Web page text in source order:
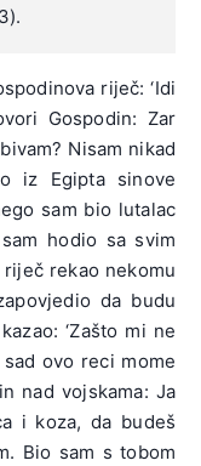
riječ: ‘Idi
Gospodin: Zar
Nisam nikad
iz Egipta sinove
sam bio lutalac
hodio sa svim
rekao nekomu
da budu
‘Zašto mi ne
ovo reci mome
nad vojskama: Ja
i koza, da budeš
Bio sam s tobom